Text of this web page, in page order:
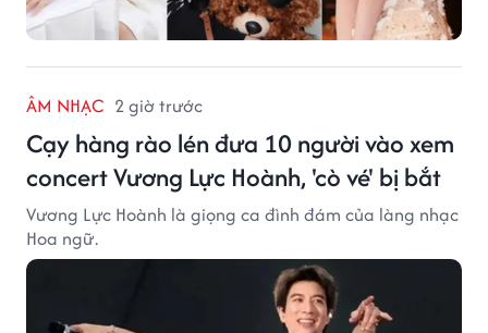
ÂM NHẠC 2 giờ trước
Cạy hàng rào lén đưa 10 người vào xem
concert Vương Lực Hoành, 'cò vé' bị bắt
Vương Lực Hoành là giọng ca đình đám của làng nhạc
Hoa ngữ.